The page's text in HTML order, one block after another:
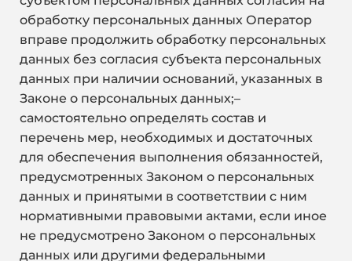
обработку персональных данных Оператор
вправе продолжить обработку персональных
данных без согласия субъекта персональных
данных при наличии оснований, указанных в
Законе о персональных данных;–
самостоятельно определять состав и
перечень мер, необходимых и достаточных
для обеспечения выполнения обязанностей,
предусмотренных Законом о персональных
данных и принятыми в соответствии с ним
нормативными правовыми актами, если иное
не предусмотрено Законом о персональных
данных или другими федеральными